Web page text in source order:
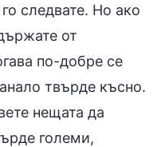
следвате. Но ако
от
по-добре се
твърде късно.
нещата да
големи,